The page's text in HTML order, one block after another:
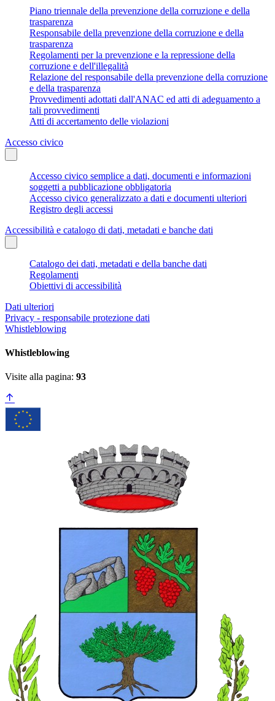
Piano triennale della prevenzione della corruzione e della
trasparenza
Responsabile della prevenzione della corruzione e della
trasparenza
Regolamenti per la prevenzione e la repressione della
corruzione e dell'illegalità
Relazione del responsabile della prevenzione della corruzione
e della trasparenza
Provvedimenti adottati dall'ANAC ed atti di adeguamento a
tali provvedimenti
Atti di accertamento delle violazioni
Accesso civico
Accesso civico semplice a dati, documenti e informazioni
soggetti a pubblicazione obbligatoria
Accesso civico generalizzato a dati e documenti ulteriori
Registro degli accessi
Accessibilità e catalogo di dati, metadati e banche dati
Catalogo dei dati, metadati e della banche dati
Regolamenti
Obiettivi di accessibilità
Dati ulteriori
Privacy - responsabile protezione dati
Whistleblowing
Whistleblowing
Visite alla pagina: 93